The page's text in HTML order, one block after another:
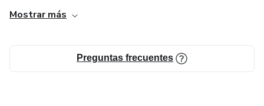
Mostrar más
Preguntas frecuentes